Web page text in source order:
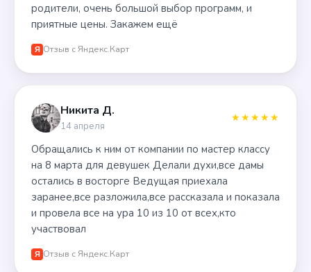
родители, очень большой выбор программ, и
приятные цены. Закажем ещё
Я Отзыв с Яндекс.Карт
Никита Д.
14 апреля
★★★★★
Обращались к ним от компании по мастер классу
на 8 марта для девушек Делали духи,все дамы
остались в восторге Ведущая приехала
заранее,все разложила,все рассказала и показала
и провела все на ура 10 из 10 от всех,кто
участвовал
Я Отзыв с Яндекс.Карт